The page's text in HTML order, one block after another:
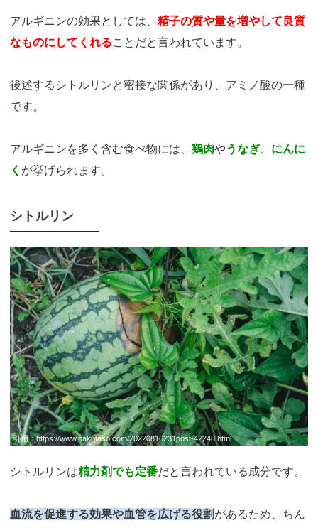
アルギニンの効果としては、 精子の質や量を増やして良質
なものにしてくれることだと言われています。
後述するシトルリンと密接な関係があり、アミノ酸の一種
です。
アルギニンを多く含む食べ物には、 鶏肉やうなぎ
にんに
く が挙げられます。
シトルリン
引用：https://www.pakutaso.com/20220816231post-42248.html
シトルリンは精力剤でも定番だと言われている成分です。
血流を促進する効果や血管を広げる役割があるため、ちん